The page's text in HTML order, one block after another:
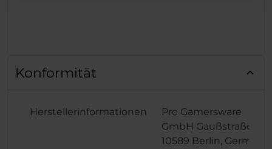
Konformität
Herstellerinformationen
Pro Gamersware
GmbH Gaußstraße 1,
10589 Berlin, Germany